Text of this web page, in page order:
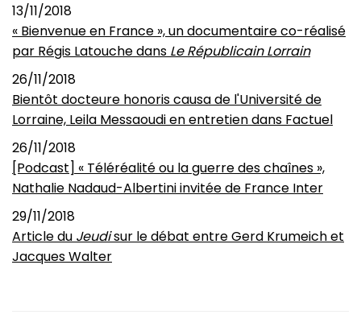
13/11/2018
« Bienvenue en France », un documentaire co-réalisé
par Régis Latouche dans Le Républicain Lorrain
26/11/2018
Bientôt docteure honoris causa de l'Université de
Lorraine, Leila Messaoudi en entretien dans Factuel
26/11/2018
[Podcast] « Téléréalité ou la guerre des chaînes »,
Nathalie Nadaud-Albertini invitée de France Inter
29/11/2018
Article du Jeudisur le débat entre Gerd Krumeich et
Jacques Walter